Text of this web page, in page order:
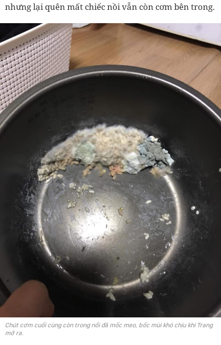
nhưng lại quên mất chiếc nồi vẫn còn cơm bên trong.
Chút cơm cuối cùng còn trong nồi đã mốc meo, bốc mùi khó chịu khi Trang
mở ra.